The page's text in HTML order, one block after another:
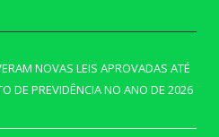
NOVAS LEIS APROVADAS ATÉ
DE PREVIDÊNCIA NO ANO DE 2026